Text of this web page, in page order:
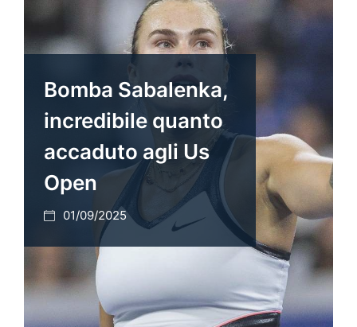
Bomba Sabalenka,
incredibile quanto
accaduto agli Us
Open
01/09/2025